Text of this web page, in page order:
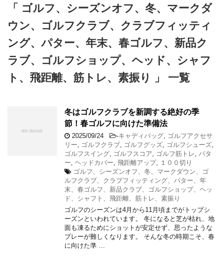
「 ゴルフ、シーズンオフ、冬、マークダ
ウン、ゴルフクラブ、クラブフィッティ
ング、パター、年末、春ゴルフ、新品ク
ラブ、ゴルフショップ、ヘッド、シャフ
ト、飛距離、筋トレ、素振り 」 一覧
冬はゴルフクラブを新調する絶好の季
節！春ゴルフに向けた準備法
2025/09/24 -キャディバッグ
ゴルフアクセサ
リー
ゴルフクラブ ゴルフグッズ ゴルフシューズ
ゴルフスイング
ゴルフスコア ゴルフ筋トレ
パタ
ー ヘッドカバー 飛距離アップ,
１００切り
ゴルフ、シーズンオフ、冬、マークダウン、ゴ
ルフクラブ、クラブフィッティング、パター、年
末、春ゴルフ、新品クラブ、ゴルフショップ、ヘッ
ド、シャフト、飛距離、筋トレ、素振り
ゴルフのシーズンは4月から11月頃までがトップシ
ーズンといわれています。 冬になると芝が枯れ、地
面も凍るためにショットが安定せず、思ったような
プレーが難しくなります。 そんな冬の時期こそ、春
に向けた準 …